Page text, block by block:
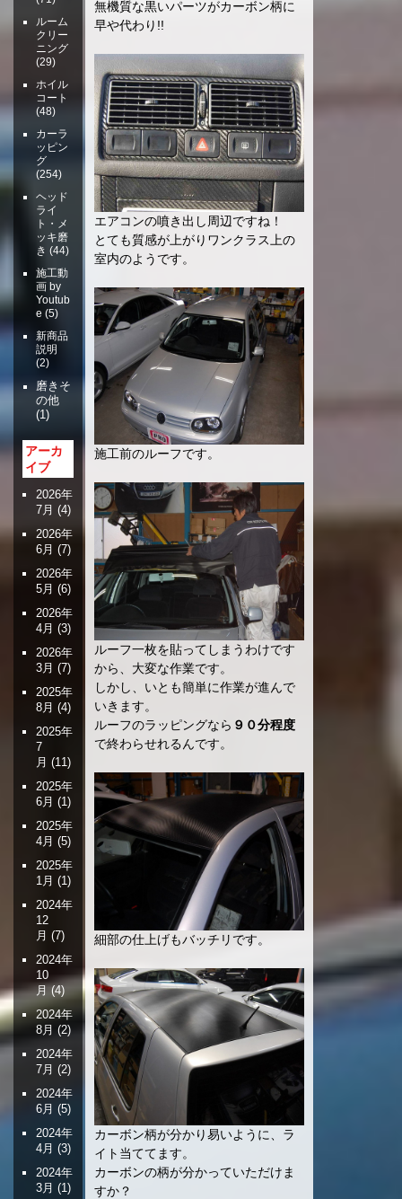
無機質な黒いパーツがカーボン柄に
早や代わり!!
エアコンの噴き出し周辺ですね！
とても質感が上がりワンクラス上の
室内のようです。
施工前のルーフです。
ルーフ一枚を貼ってしまうわけです
から、大変な作業です。
しかし、いとも簡単に作業が進んで
いきます。
ルーフのラッピングなら ９０分程度
で終わらせれるんです。
細部の仕上げもバッチリです。
カーボン柄が分かり易いように、ラ
イト当ててます。
カーボンの柄が分かっていただけま
すか？
ルーム
クリー
ニング
(29)
ホイル
コート
(48)
カーラ
ッピン
グ
(254)
ヘッド
ライ
ト・メ
ッキ磨
き (44)
施工動
画 by
Youtub
e (5)
新商品
説明
(2)
磨きそ
の他
(1)
アーカ
イブ
2026年
7月 (4)
2026年
6月 (7)
2026年
5月 (6)
2026年
4月 (3)
2026年
3月 (7)
2025年
8月 (4)
2025年
7
月 (11)
2025年
6月 (1)
2025年
4月 (5)
2025年
1月 (1)
2024年
12
月 (7)
2024年
10
月(4)
2024年
8月 (2)
2024年
7月 (2)
2024年
6月 (5)
2024年
4月 (3)
2024年
3月 (1)